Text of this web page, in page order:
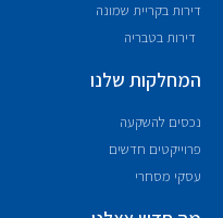
דירות בקריית שמונה
דירות בטבריה
המחלקות שלנו
נכסים להשקעה
פרוייקטים חדשים
עסקי מסחרי